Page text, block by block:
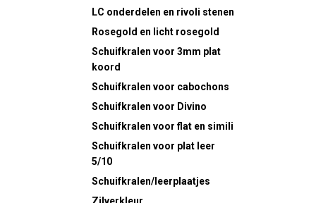
LC onderdelen en rivoli stenen
Rosegold en licht rosegold
Schuifkralen voor 3mm plat
koord
Schuifkralen voor cabochons
Schuifkralen voor Divino
Schuifkralen voor flat en simili
Schuifkralen voor plat leer
5/10
Schuifkralen/leerplaatjes